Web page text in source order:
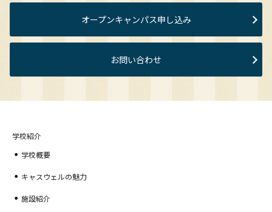
オープンキャンパス申し込み
お問い合わせ
学校紹介
学校概要
キャスウェルの魅力
施設紹介